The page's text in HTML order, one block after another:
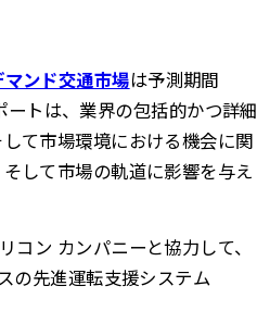
ンド交通市場は予測期間
ートは、業界の包括的かつ詳細
て市場環境における機会に関
して市場の軌道に影響を与え
ン カンパニーと協力して、
の先進運転支援システム